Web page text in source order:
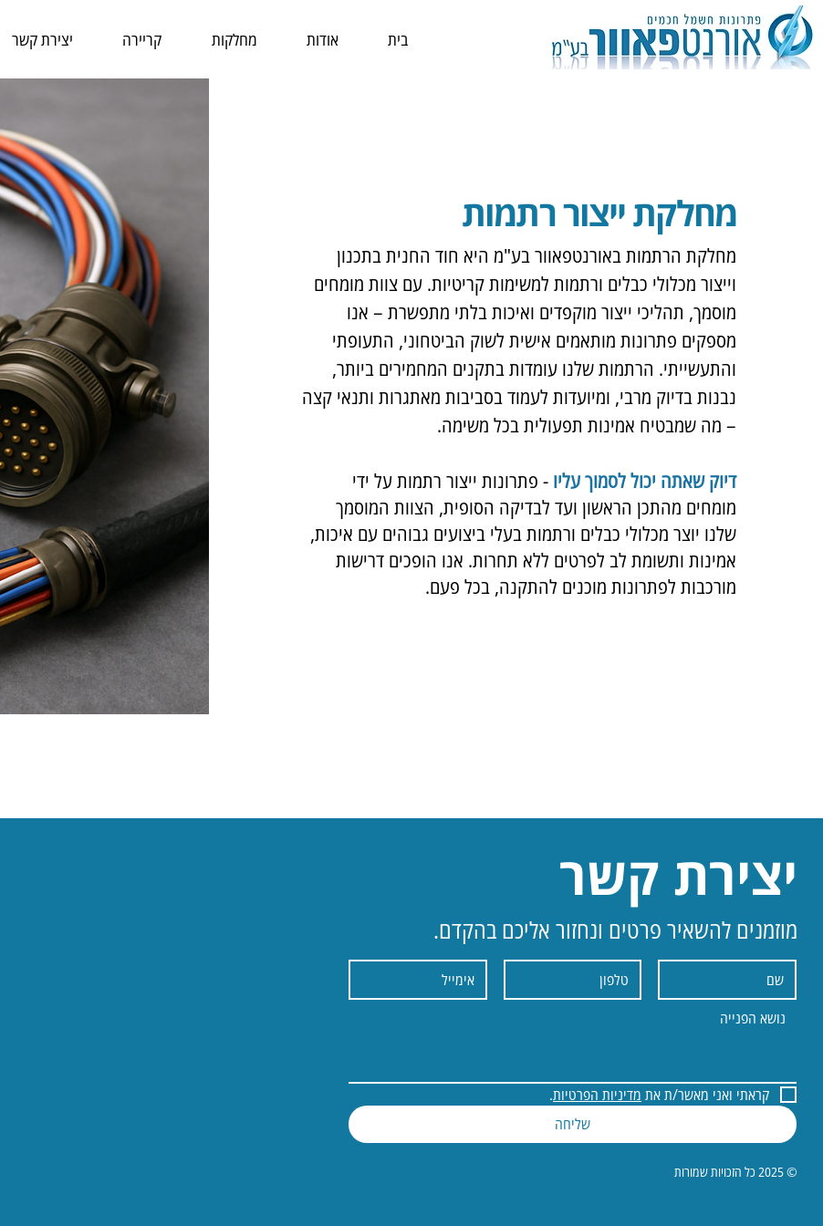
בית אודות מחלקות קריירה יצירת קשר
מחלקת ייצור רתמות
מחלקת הרתמות באורנטפאוור בע"מ היא חוד החנית בתכנון
וייצור מכלולי כבלים ורתמות למשימות קריטיות. עם צוות מומחים
מוסמך, תהליכי ייצור מוקפדים ואיכות בלתי מתפשרת – אנו
מספקים פתרונות מותאמים אישית לשוק הביטחוני, התעופתי
והתעשייתי. הרתמות שלנו עומדות בתקנים המחמירים ביותר,
נבנות בדיוק מרבי, ומיועדות לעמוד בסביבות מאתגרות ותנאי קצה
– מה שמבטיח אמינות תפעולית בכל משימה.
דיוק שאתה יכול לסמוך עליו - פתרונות ייצור רתמות על ידי
מומחים מהתכן הראשון ועד לבדיקה הסופית, הצוות המוסמך
שלנו יוצר מכלולי כבלים ורתמות בעלי ביצועים גבוהים עם איכות,
אמינות ותשומת לב לפרטים ללא תחרות. אנו הופכים דרישות
מורכבות לפתרונות מוכנים להתקנה, בכל פעם.
יצירת קשר
מוזמנים להשאיר פרטים ונחזור אליכם בהקדם.
קראתי ואני מאשר/ת את מדיניות הפרטיות.
שליחה
© 2025 כל הזכויות שמורות